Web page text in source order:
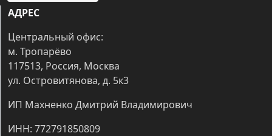
АДРЕС
Центральный офис:
м. Тропарёво
117513, Россия, Москва
ул. Островитянова, д. 5к3
ИП Махненко Дмитрий Владимирович
ИНН: 772791850809